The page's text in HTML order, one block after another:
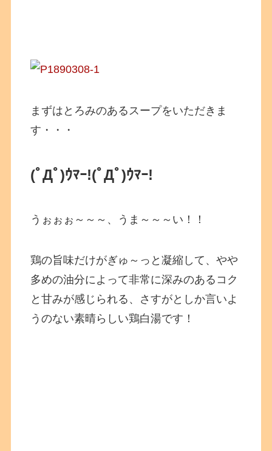
まずはとろみのあるスープをいただきま
す・・・
(ﾟДﾟ)ｳﾏｰ!(ﾟДﾟ)ｳﾏｰ!
うぉぉぉ～～～、うま～～～い！！
鶏の旨味だけがぎゅ～っと凝縮して、やや
多めの油分によって非常に深みのあるコク
と甘みが感じられる、さすがとしか言いよ
うのない素晴らしい鶏白湯です！